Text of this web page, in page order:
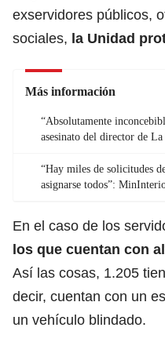
exservidores públicos,
sociales, la Unidad
Más información
“Absolutamente
asesinato del director de
“Hay miles de solicitudes
asignarse todos”:
En el caso de los
los que cuentan con
Así las cosas, 1.205
decir, cuentan con un
un vehículo blindado.